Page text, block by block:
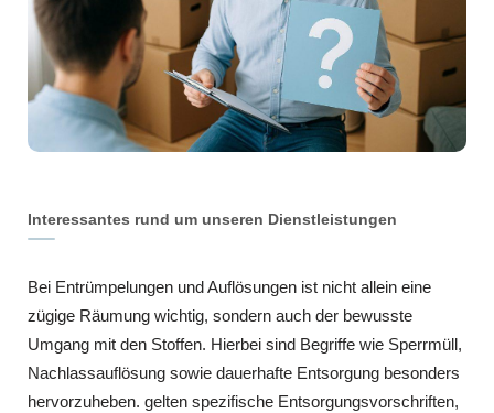
Interessantes rund um unseren Dienstleistungen
Bei Entrümpelungen und Auflösungen ist nicht allein eine
zügige Räumung wichtig, sondern auch der bewusste
Umgang mit den Stoffen. Hierbei sind Begriffe wie Sperrmüll,
Nachlassauflösung sowie dauerhafte Entsorgung besonders
hervorzuheben. gelten spezifische Entsorgungsvorschriften,